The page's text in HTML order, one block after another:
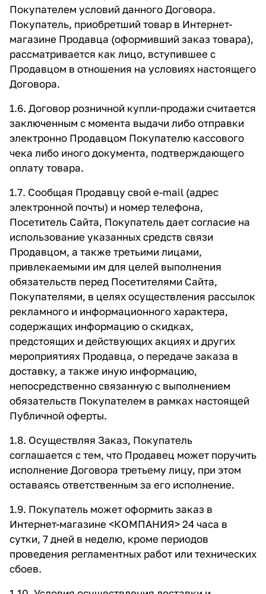
Покупателем условий данного Договора.
Покупатель, приобретший товар в Интернет-
магазине Продавца (оформивший заказ товара),
рассматривается как лицо, вступившее с
Продавцом в отношения на условиях настоящего
Договора.
1.6. Договор розничной купли-продажи считается
заключенным с момента выдачи либо отправки
электронно Продавцом Покупателю кассового
чека либо иного документа, подтверждающего
оплату товара.
1.7. Сообщая Продавцу свой e-mail (адрес
электронной почты) и номер телефона,
Посетитель Сайта, Покупатель дает согласие на
использование указанных средств связи
Продавцом, а также третьими лицами,
привлекаемыми им для целей выполнения
обязательств перед Посетителями Сайта,
Покупателями, в целях осуществления рассылок
рекламного и информационного характера,
содержащих информацию о скидках,
предстоящих и действующих акциях и других
мероприятиях Продавца, о передаче заказа в
доставку, а также иную информацию,
непосредственно связанную с выполнением
обязательств Покупателем в рамках настоящей
Публичной оферты.
1.8. Осуществляя Заказ, Покупатель
соглашается с тем, что Продавец может поручить
исполнение Договора третьему лицу, при этом
оставаясь ответственным за его исполнение.
1.9. Покупатель может оформить заказ в
Интернет-магазине <КОМПАНИЯ> 24 часа в
сутки, 7 дней в неделю, кроме периодов
проведения регламентных работ или технических
сбоев.